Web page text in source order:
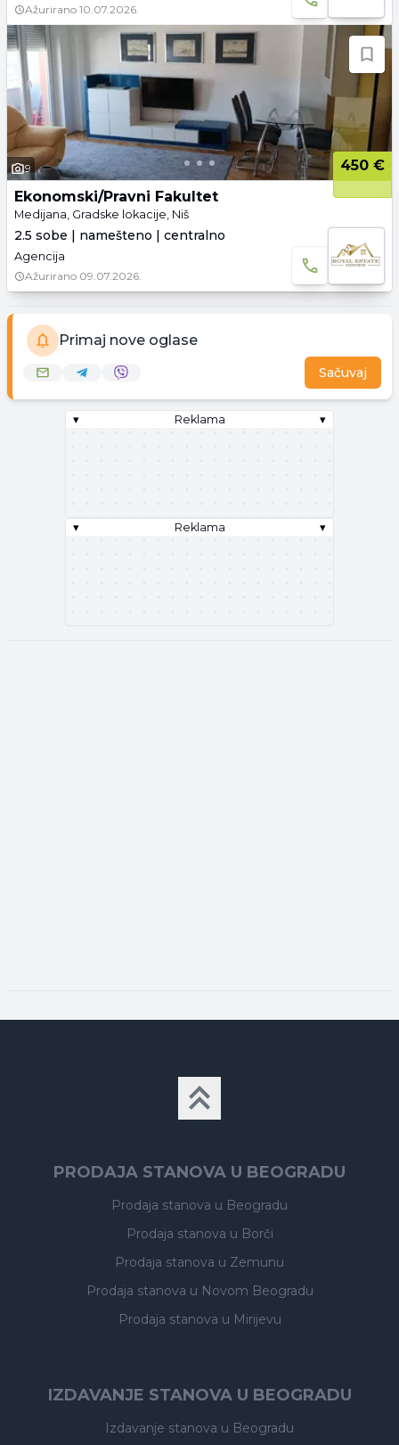
Ažurirano 10.07.2026.
9
450 €
Ekonomski/Pravni Fakultet
Medijana, Gradske lokacije, Niš
2.5 sobe | namešteno | centralno
Agencija
Ažurirano 09.07.2026.
Primaj nove oglase
Sačuvaj
▾ Reklama ▾
▾ Reklama ▾
PRODAJA STANOVA U BEOGRADU
Prodaja stanova u Beogradu
Prodaja stanova u Borči
Prodaja stanova u Zemunu
Prodaja stanova u Novom Beogradu
Prodaja stanova u Mirijevu
IZDAVANJE STANOVA U BEOGRADU
Izdavanje stanova u Beogradu